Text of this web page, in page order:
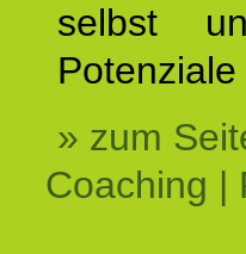
selbst
» zum
Coaching |